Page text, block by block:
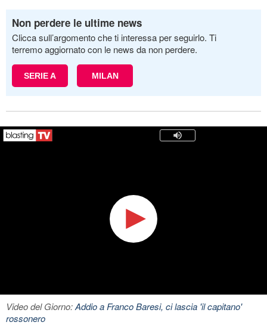
Non perdere le ultime news
Clicca sull’argomento che ti interessa per seguirlo. Ti
terremo aggiornato con le news da non perdere.
SERIE A MILAN
Video del Giorno:Addio a Franco Baresi, ci lascia 'il capitano'
rossonero